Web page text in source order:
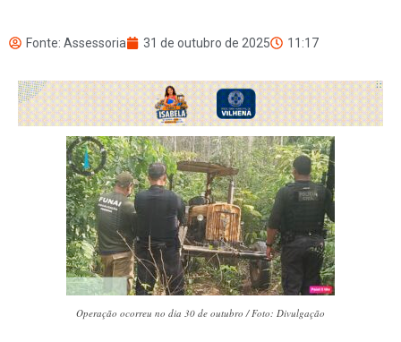
Fonte: Assessoria 31 de outubro de 2025 11:17
Operação ocorreu no dia 30 de outubro / Foto: Divulgação